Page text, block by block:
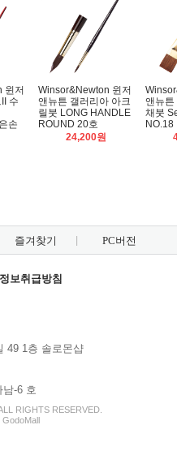
윈저
수
손
Winsor&Newton 윈저
앤뉴튼 갤러리아 아크
릴붓 LONG HANDLE
ROUND 20호
24,200원
앤뉴튼
채붓
NO.18
즐겨찾기 PC버전
보취급방침
49 1층 솔로몬샵
남-6 호
RIGHTS RESERVED.
GodoMall